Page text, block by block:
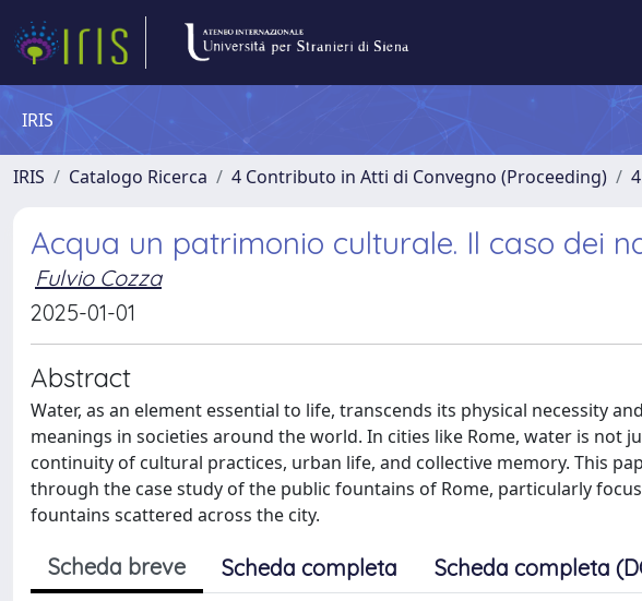
IRIS
IRIS Catalogo Ricerca 4 Contributo in Atti di Convegno (Proceeding)
Acqua un patrimonio culturale. Il caso dei
Fulvio Cozza
2025-01-01
Abstract
Water, as an element essential to life, transcends its physical necessity
meanings in societies around the world. In cities like Rome, water is not
continuity of cultural practices, urban life, and collective memory. This
through the case study of the public fountains of Rome, particularly
fountains scattered across the city.
Scheda breve Scheda completa Scheda completa